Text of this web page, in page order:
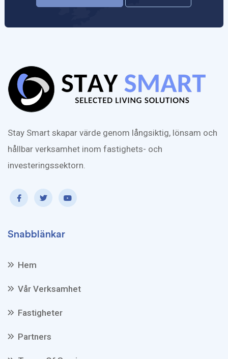
Stay Smart skapar värde genom långsiktig, lönsam och
hållbar verksamhet inom fastighets- och
investeringssektorn.
Snabblänkar
Hem
Vår Verksamhet
Fastigheter
Partners